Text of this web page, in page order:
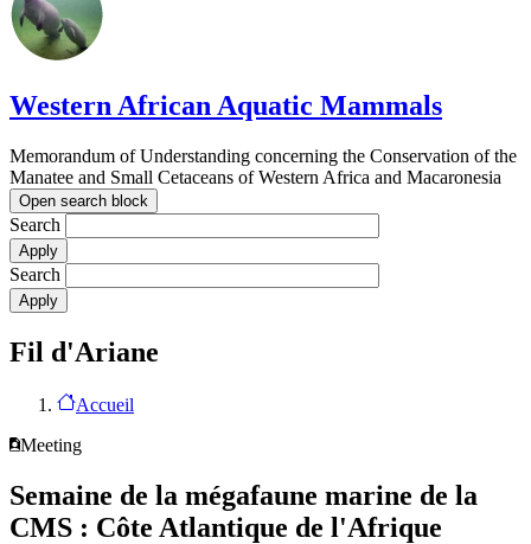
Western African Aquatic Mammals
Memorandum of Understanding concerning the Conservation of the
Manatee and Small Cetaceans of Western Africa and Macaronesia
Open search block
Search
Search
Fil d'Ariane
Accueil
Meeting
Semaine de la mégafaune marine de la
CMS : Côte Atlantique de l'Afrique